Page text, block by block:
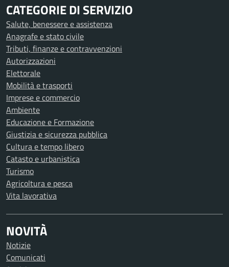
CATEGORIE DI SERVIZIO
Salute, benessere e assistenza
Anagrafe e stato civile
Tributi, finanze e contravvenzioni
Autorizzazioni
Elettorale
Mobilità e trasporti
Imprese e commercio
Ambiente
Educazione e Formazione
Giustizia e sicurezza pubblica
Cultura e tempo libero
Catasto e urbanistica
Turismo
Agricoltura e pesca
Vita lavorativa
NOVITÀ
Notizie
Comunicati